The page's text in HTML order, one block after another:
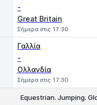
-
Great Britain
Σήμερα στις 17:30
Γαλλία
-
Ολλανδία
Σήμερα στις 17:30
Equestrian. Jumping.